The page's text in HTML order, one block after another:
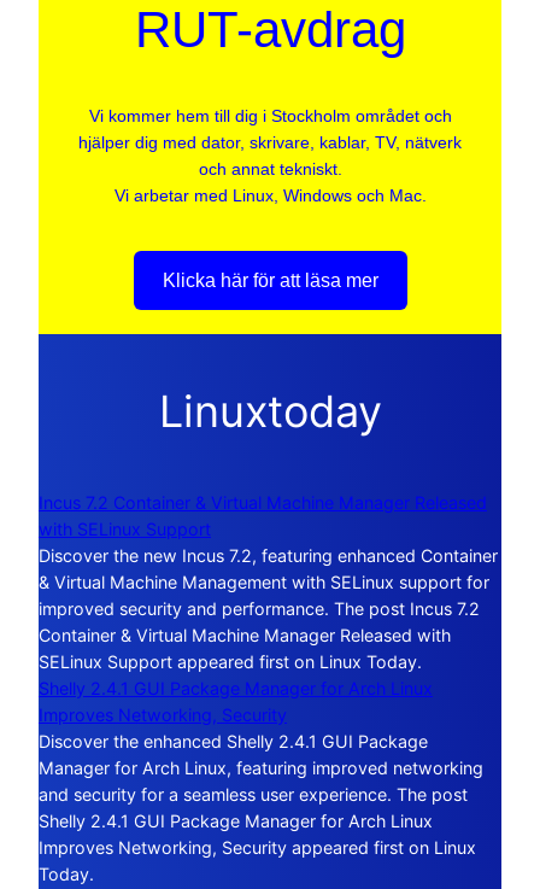
RUT-avdrag
Vi kommer hem till dig i Stockholm området och
hjälper dig med dator, skrivare, kablar, TV, nätverk
och annat tekniskt.
Vi arbetar med Linux, Windows och Mac.
Klicka här för att läsa mer
Linuxtoday
Incus 7.2 Container & Virtual Machine Manager Released
with SELinux Support
Discover the new Incus 7.2, featuring enhanced Container
& Virtual Machine Management with SELinux support for
improved security and performance. The post Incus 7.2
Container & Virtual Machine Manager Released with
SELinux Support appeared first on Linux Today.
Shelly 2.4.1 GUI Package Manager for Arch Linux
Improves Networking, Security
Discover the enhanced Shelly 2.4.1 GUI Package
Manager for Arch Linux, featuring improved networking
and security for a seamless user experience. The post
Shelly 2.4.1 GUI Package Manager for Arch Linux
Improves Networking, Security appeared first on Linux
Today.